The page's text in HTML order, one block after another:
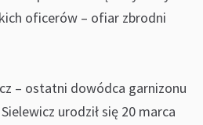
oficerów – ofiar zbrodni
– ostatni dowódca garnizonu
urodził się 20 marca